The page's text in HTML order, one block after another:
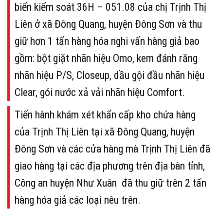
biển kiểm soát 36H – 051.08 của chị Trịnh Thị
Liên ở xã Đông Quang, huyện Đông Sơn và thu
giữ hơn 1 tấn hàng hóa nghi vấn hàng giả bao
gồm: bột giặt nhãn hiệu Omo, kem đánh răng
nhãn hiệu P/S, Closeup, dầu gội đầu nhãn hiệu
Clear, gói nước xả vải nhãn hiệu Comfort.
Tiến hành khám xét khẩn cấp kho chứa hàng
của Trịnh Thị Liên tại xã Đông Quang, huyện
Đông Sơn và các cửa hàng mà Trịnh Thị Liên đã
giao hàng tại các địa phương trên địa bàn tỉnh,
Công an huyện Như Xuân đã thu giữ trên 2 tấn
hàng hóa giả các loại nêu trên.